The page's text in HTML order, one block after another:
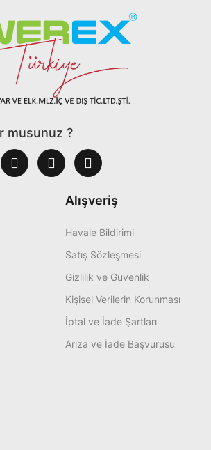
musunuz ?
Alışveriş
Havale Bildirimi
Satış Sözleşmesi
Gizlilik ve Güvenlik
Kişisel Verilerin Korunması
İptal ve İade Şartları
Arıza ve İade Başvurusu